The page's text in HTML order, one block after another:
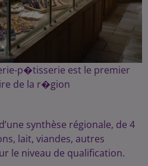
p�tisserie est le premier
de la r�gion
synthèse régionale, de 4
lait, viandes, autres
le niveau de qualification.